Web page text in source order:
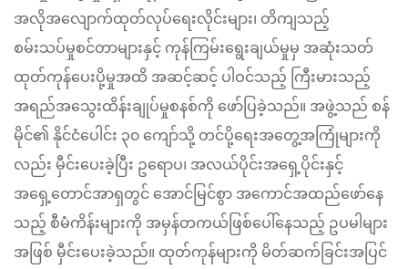
အလိုအလျောက်ထုတ်လုပ်ရေးလိုင်းများ၊ တိကျသည့်
စမ်းသပ်မှုစင်တာများနှင့် ကုန်ကြမ်းရွေးချယ်မှုမှ အဆုံးသတ်
ထုတ်ကုန်ပေးပို့မှုအထိ အဆင့်ဆင့် ပါဝင်သည့် ကြီးမားသည့်
အရည်အသွေးထိန်းချုပ်မှုစနစ်ကို ဖော်ပြခဲ့သည်။ အဖွဲ့သည် စန်
မိုင်၏ နိုင်ငံပေါင်း ၃၀ ကျော်သို့ တင်ပို့ရေးအတွေ့အကြုံများကို
လည်း မှီင်းပေးခဲ့ပြီး ဥရောပ၊ အလယ်ပိုင်းအရှေ့ပိုင်းနှင့်
အရှေ့တောင်အာရှတွင် အောင်မြင်စွာ အကောင်အထည်ဖော်နေ
သည့် စီမံကိန်းများကို အမှန်တကယ်ဖြစ်ပေါ်နေသည့် ဥပမါများ
အဖြစ် မှီင်းပေးခဲ့သည်။ ထုတ်ကုန်များကို မိတ်ဆက်ခြင်းအပြင်